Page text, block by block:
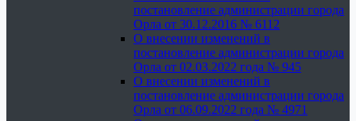
постановление администрации города
Орла от 30.12.2016 № 6112
О внесении изменений в
постановление администрации города
Орла от 02.03.2022 года № 945
О внесении изменений в
постановление администрации города
Орла от 06.09.2022 года № 4971